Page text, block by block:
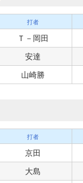
打者
Ｔ－岡田
安達
山崎勝
打者
京田
大島